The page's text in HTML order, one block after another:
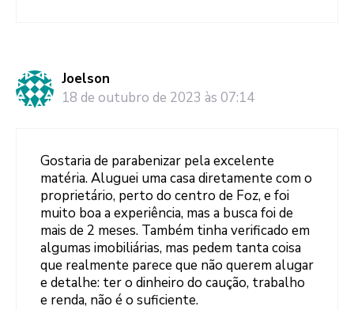
Joelson
18 de outubro de 2023 às 07:14
Gostaria de parabenizar pela excelente
matéria. Aluguei uma casa diretamente com o
proprietário, perto do centro de Foz, e foi
muito boa a experiência, mas a busca foi de
mais de 2 meses. Também tinha verificado em
algumas imobiliárias, mas pedem tanta coisa
que realmente parece que não querem alugar
e detalhe: ter o dinheiro do caução, trabalho
e renda, não é o suficiente.